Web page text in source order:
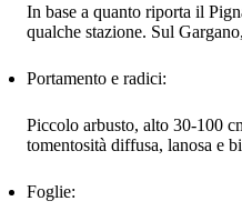
In base a quanto riporta il
qualche stazione. Sul
Portamento e radici:
Piccolo arbusto, alto 30-100
tomentosità diffusa, lanosa e
Foglie: